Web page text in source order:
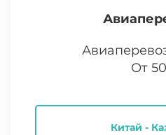
От
Китай -